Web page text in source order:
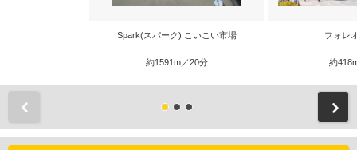
Spark(スパーク) こいこい市場
約1591m／20分
フォレ
約